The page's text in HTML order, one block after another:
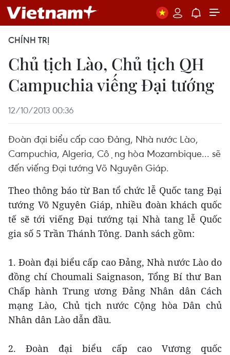
CHÍNH TRỊ
Chủ tịch Lào, Chủ tịch QH
Campuchia viếng Đại tướng
12/10/2013 00:36
Đoàn đại biểu cấp cao Đảng, Nhà nước Lào,
Campuchia, Algeria, Cộng hòa Mozambique... sẽ
đến viếng Đại tướng Võ Nguyên Giáp.
Theo thông báo từ Ban tổ chức lễ Quốc tang Đại
tướng Võ Nguyên Giáp, nhiều đoàn khách quốc
tế sẽ tới viếng Đại tướng tại Nhà tang lễ Quốc
gia số 5 Trần Thánh Tông. Danh sách gồm:
1. Đoàn đại biểu cấp cao Đảng, Nhà nước Lào do
đồng chí Choumali Saignason, Tổng Bí thư Ban
Chấp hành Trung ương Đảng Nhân dân Cách
mạng Lào, Chủ tịch nước Cộng hòa Dân chủ
Nhân dân Lào dẫn đầu.
2. Đoàn đại biểu cấp cao Vương quốc